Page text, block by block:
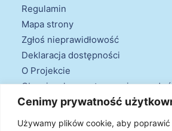
Cenimy prywatność
Używamy plików cookie, aby poprawić
Regulamin
Mapa strony
Zgłoś nieprawidłowość
Deklaracja dostępności
O Projekcie
Obowiązek przestrzegania zasad
oraz warunków podstawowych
Klauzule informacyjne